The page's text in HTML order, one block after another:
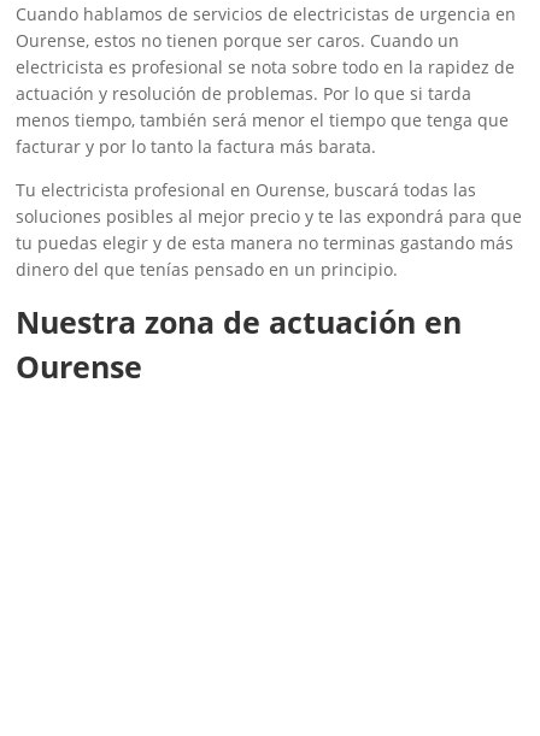
Cuando hablamos de servicios de electricistas de urgencia en
Ourense, estos no tienen porque ser caros. Cuando un
electricista es profesional se nota sobre todo en la rapidez de
actuación y resolución de problemas. Por lo que si tarda
menos tiempo, también será menor el tiempo que tenga que
facturar y por lo tanto la factura más barata.
Tu electricista profesional en Ourense, buscará todas las
soluciones posibles al mejor precio y te las expondrá para que
tu puedas elegir y de esta manera no terminas gastando más
dinero del que tenías pensado en un principio.
Nuestra zona de actuación en
Ourense